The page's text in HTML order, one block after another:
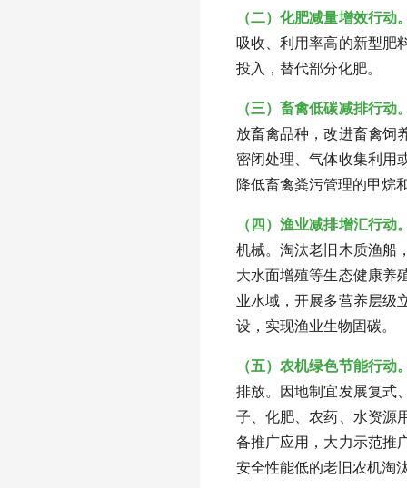
（二）化肥减量增效行动
吸收、利用率高的新型肥
投入，替代部分化肥。
（三）畜禽低碳减排行动
放畜禽品种，改进畜禽饲
密闭处理、气体收集利用
降低畜禽粪污管理的甲烷
（四）渔业减排增汇行动
机械。淘汰老旧木质渔船
大水面增殖等生态健康养
业水域，开展多营养层级
设，实现渔业生物固碳。
（五）农机绿色节能行动
排放。因地制宜发展复式
子、化肥、农药、水资源
备推广应用，大力示范推
安全性能低的老旧农机淘